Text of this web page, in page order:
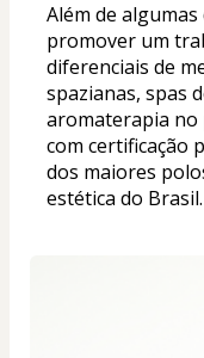
Além de
promover um
diferenciais de
spazianas, spas
aromaterapia no
com certificação
dos maiores
estética do Brasil.